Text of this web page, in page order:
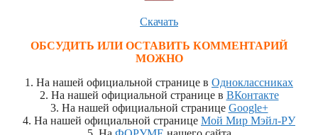
Скачать
ОБСУДИТЬ ИЛИ ОСТАВИТЬ КОММЕНТАРИЙ
МОЖНО
1. На нашей официальной странице в Одноклассниках
2. На нашей официальной странице в ВКонтакте
3. На нашей официальной странице Google+
4. На нашей официальной странице Мой Мир Мэйл-РУ